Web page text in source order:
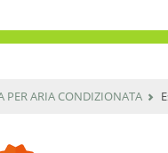
PER ARIA CONDIZIONATA